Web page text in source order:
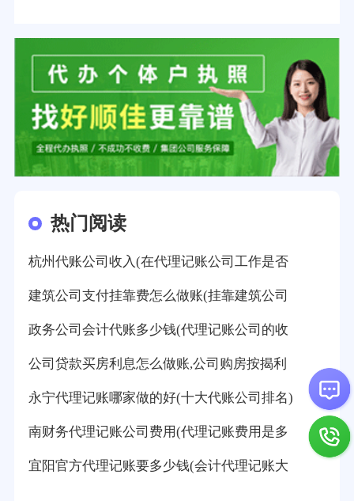
热门阅读
杭州代账公司收入(在代理记账公司工作是否
建筑公司支付挂靠费怎么做账(挂靠建筑公司
政务公司会计代账多少钱(代理记账公司的收
公司贷款买房利息怎么做账,公司购房按揭利
永宁代理记账哪家做的好(十大代账公司排名)
南财务代理记账公司费用(代理记账费用是多
宜阳官方代理记账要多少钱(会计代理记账大